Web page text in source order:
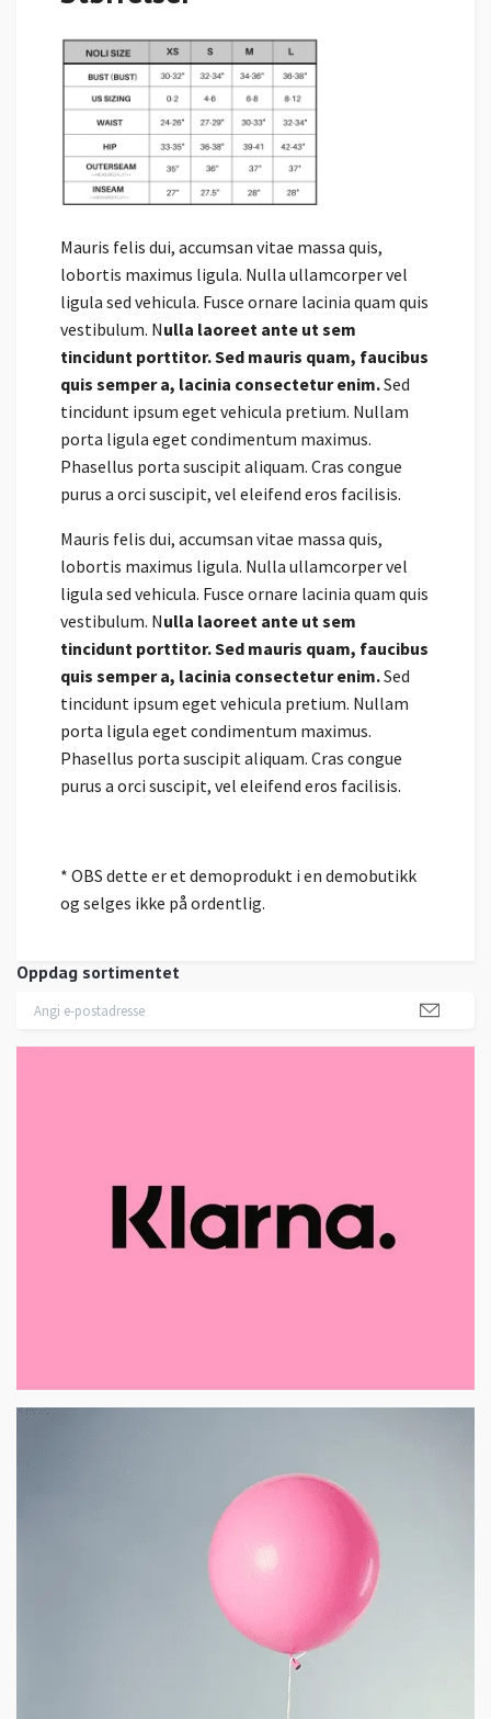
Oppdag sortimentet
Mauris felis dui, accumsan vitae massa quis,
lobortis maximus ligula. Nulla ullamcorper vel
ligula sed vehicula. Fusce ornare lacinia quam quis
vestibulum. Nulla laoreet ante ut sem
tincidunt porttitor. Sed mauris quam, faucibus
quis semper a, lacinia consectetur enim.Sed
tincidunt ipsum eget vehicula pretium. Nullam
porta ligula eget condimentum maximus.
Phasellus porta suscipit aliquam. Cras congue
purus a orci suscipit, vel eleifend eros facilisis.
Mauris felis dui, accumsan vitae massa quis,
lobortis maximus ligula. Nulla ullamcorper vel
ligula sed vehicula. Fusce ornare lacinia quam quis
vestibulum. Nulla laoreet ante ut sem
tincidunt porttitor. Sed mauris quam, faucibus
quis semper a, lacinia consectetur enim.Sed
tincidunt ipsum eget vehicula pretium. Nullam
porta ligula eget condimentum maximus.
Phasellus porta suscipit aliquam. Cras congue
purus a orci suscipit, vel eleifend eros facilisis.
* OBS dette er et demoprodukt i en demobutikk
og selges ikke på ordentlig.